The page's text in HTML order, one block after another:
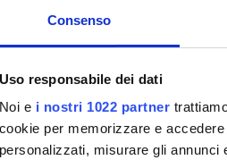
Consenso
Uso responsabile dei dati
Noi e i nostri 1022 partner
cookie per memorizzare e
personalizzati, misurare gli
Sarah Tosato